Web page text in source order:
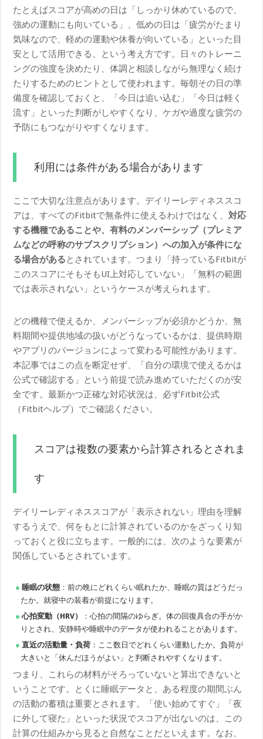
たとえばスコアが高めの日は「しっかり休めているので、
強めの運動にも向いている」、低めの日は「疲労がたまり
気味なので、軽めの運動や休養が向いている」といった目
安として活用できる、という考え方です。日々のトレーニ
ングの強度を決めたり、体調と相談しながら無理なく続け
たりするためのヒントとして使われます。毎朝その日の準
備度を確認しておくと、「今日は追い込む」「今日は軽く
流す」といった判断がしやすくなり、ケガや過度な疲労の
予防にもつながりやすくなります。
利用には条件がある場合があります
ここで大切な注意点があります。デイリーレディネススコ
アは、すべてのFitbitで無条件に使えるわけではなく、対応
する機種であることや、有料のメンバーシップ（プレミア
ムなどの呼称のサブスクリプション）への加入が条件にな
る場合があるとされています。つまり「持っているFitbitが
このスコアにそもそもUI上対応していない」「無料の範囲
では表示されない」というケースが考えられます。
どの機種で使えるか、メンバーシップが必須かどうか、無
料期間や提供地域の扱いがどうなっているかは、提供時期
やアプリのバージョンによって変わる可能性があります。
本記事ではこの点を断定せず、「自分の環境で使えるかは
公式で確認する」という前提で読み進めていただくのが安
全です。最新かつ正確な対応状況は、必ずFitbit公式
（Fitbitヘルプ）でご確認ください。
スコアは複数の要素から計算されるとされま
す
デイリーレディネススコアが「表示されない」理由を理解
するうえで、何をもとに計算されているのかをざっくり知
っておくと役に立ちます。一般的には、次のような要素が
関係しているとされています。
睡眠の状態 ：前の晩にどれくらい眠れたか、睡眠の質はどうだっ
たか。就寝中の装着が前提になります。
心拍変動（HRV）
：心拍の間隔のゆらぎ。体の回復具合の手がか
りとされ、安静時や睡眠中のデータが使われることがあります。
直近の活動量・負荷 ：ここ数日でどれくらい運動したか。負荷が
大きいと「休んだほうがよい」と判断されやすくなります。
つまり、これらの材料がそろっていないと算出できないと
いうことです。とくに睡眠データと、ある程度の期間ぶん
の活動の蓄積は重要とされます。「使い始めてすぐ」「夜
に外して寝た」といった状況でスコアが出ないのは、この
計算の仕組みから見ると自然なことだといえます。なお、